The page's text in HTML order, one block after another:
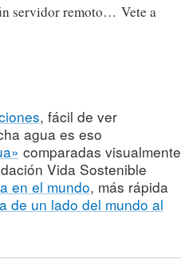
servidor remoto… Vete a
, fácil de ver
agua es eso
comparadas visualmente
Vida Sostenible
en el mundo, más rápida
de un lado del mundo al